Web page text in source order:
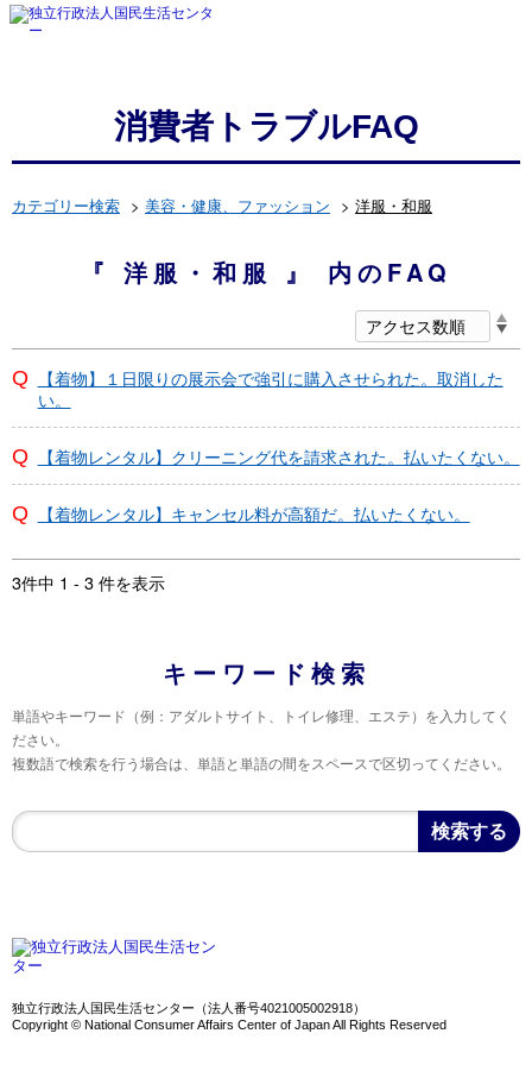
消費者トラブルFAQ
カテゴリー検索 > 美容・健康、ファッション > 洋服・和服
『 洋服・和服 』 内のFAQ
【着物】１日限りの展示会で強引に購入させられた。取消した
い。
【着物レンタル】クリーニング代を請求された。払いたくない。
【着物レンタル】キャンセル料が高額だ。払いたくない。
3件中 1 - 3 件を表示
キーワード検索
単語やキーワード（例：アダルトサイト、トイレ修理、エステ）を入力してく
ださい。
複数語で検索を行う場合は、単語と単語の間をスペースで区切ってください。
独立行政法人国民生活センター（法人番号4021005002918）
Copyright © National Consumer Affairs Center of Japan All Rights Reserved